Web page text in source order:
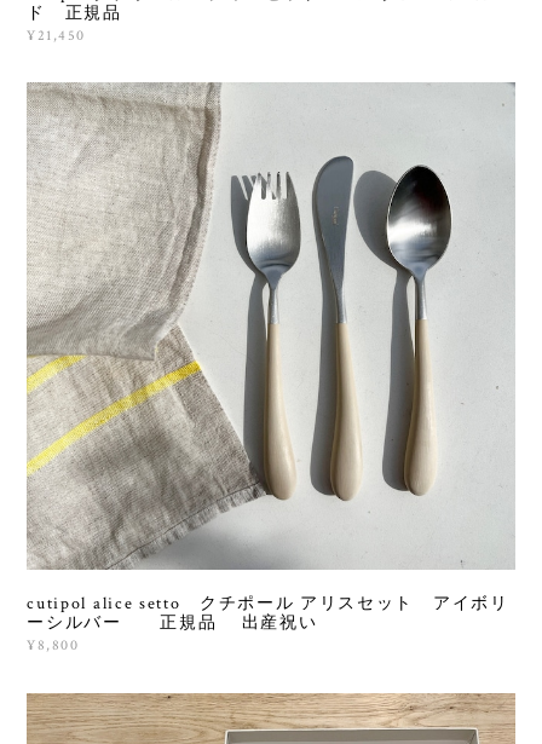
ド 正規品
¥21,450
cutipol alice setto クチポール アリスセット アイボリ
ーシルバー 正規品 出産祝い
¥8,800